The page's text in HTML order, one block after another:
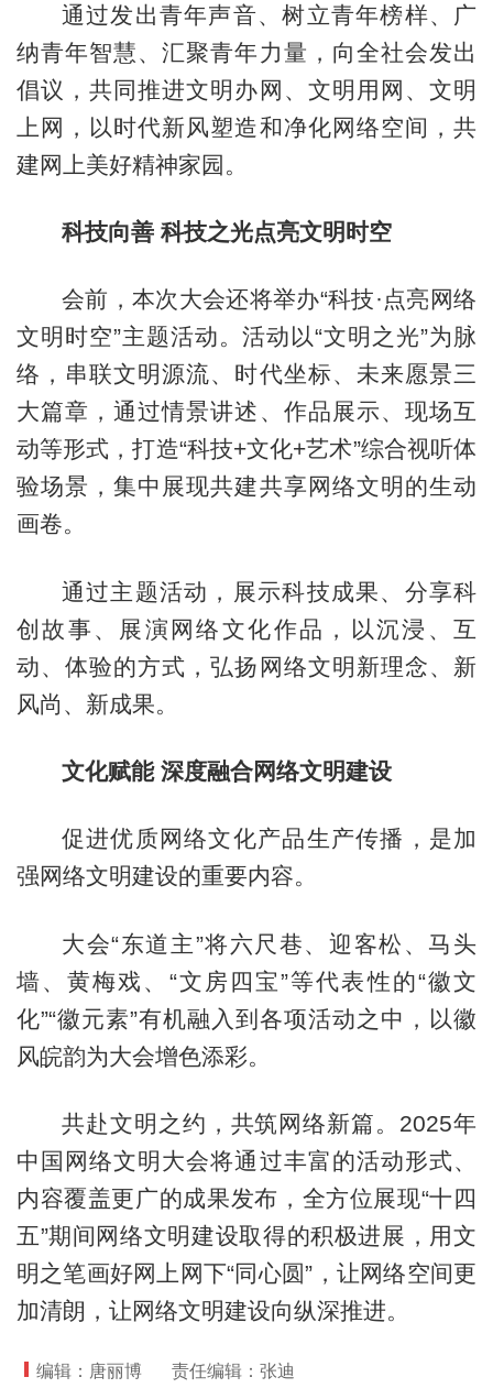
通过发出青年声音、树立青年榜样、广
纳青年智慧、汇聚青年力量，向全社会发出
倡议，共同推进文明办网、文明用网、文明
上网，以时代新风塑造和净化网络空间，共
建网上美好精神家园。
科技向善 科技之光点亮文明时空
会前，本次大会还将举办“科技·点亮网络
文明时空”主题活动。活动以“文明之光”为脉
络，串联文明源流、时代坐标、未来愿景三
大篇章，通过情景讲述、作品展示、现场互
动等形式，打造“科技+文化+艺术”综合视听体
验场景，集中展现共建共享网络文明的生动
画卷。
通过主题活动，展示科技成果、分享科
创故事、展演网络文化作品，以沉浸、互
动、体验的方式，弘扬网络文明新理念、新
风尚、新成果。
文化赋能 深度融合网络文明建设
促进优质网络文化产品生产传播，是加
强网络文明建设的重要内容。
大会“东道主”将六尺巷、迎客松、马头
墙、黄梅戏、“文房四宝”等代表性的“徽文
化”“徽元素”有机融入到各项活动之中，以徽
风皖韵为大会增色添彩。
共赴文明之约，共筑网络新篇。2025年
中国网络文明大会将通过丰富的活动形式、
内容覆盖更广的成果发布，全方位展现“十四
五”期间网络文明建设取得的积极进展，用文
明之笔画好网上网下“同心圆”，让网络空间更
加清朗，让网络文明建设向纵深推进。
编辑：唐丽博 责任编辑：张迪